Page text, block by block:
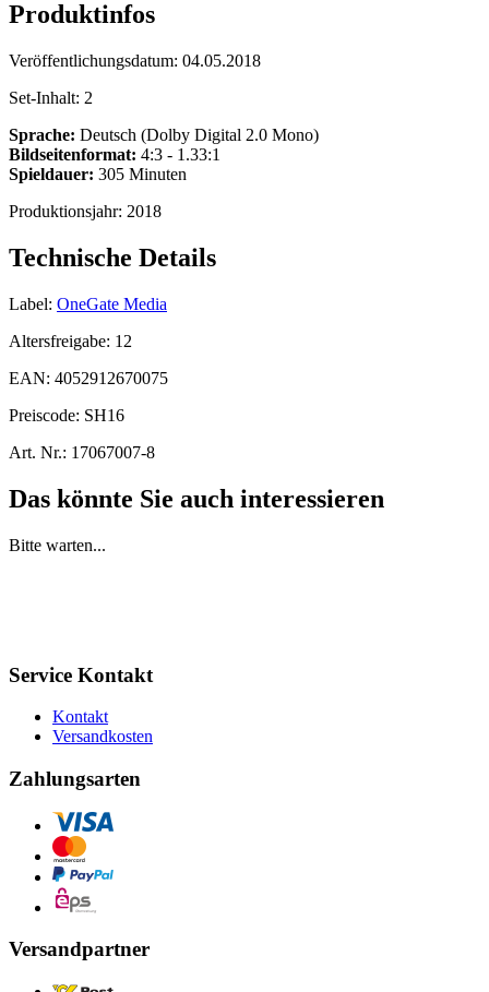
Produktinfos
Veröffentlichungsdatum: 04.05.2018
Set-Inhalt: 2
Sprache: Deutsch (Dolby Digital 2.0 Mono)
Bildseitenformat: 4:3 - 1.33:1
Spieldauer: 305 Minuten
Produktionsjahr: 2018
Technische Details
Label: OneGate Media
Altersfreigabe: 12
EAN: 4052912670075
Preiscode: SH16
Art. Nr.: 17067007-8
Das könnte Sie auch interessieren
Bitte warten...
Service Kontakt
Kontakt
Versandkosten
Zahlungsarten
Versandpartner